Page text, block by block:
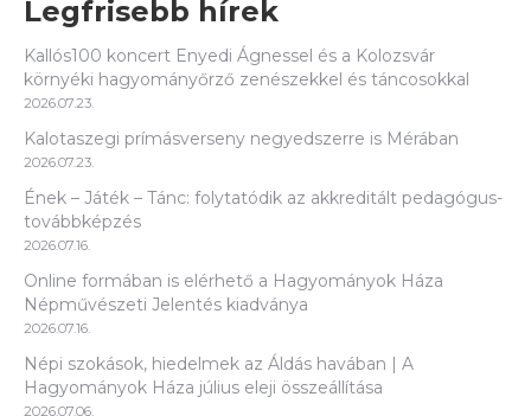
Legfrisebb hírek
Kallós100 koncert Enyedi Ágnessel és a Kolozsvár
környéki hagyományőrző zenészekkel és táncosokkal
2026.07.23.
Kalotaszegi prímásverseny negyedszerre is Mérában
2026.07.23.
Ének – Játék – Tánc: folytatódik az akkreditált pedagógus-
továbbképzés
2026.07.16.
Online formában is elérhető a Hagyományok Háza
Népművészeti Jelentés kiadványa
2026.07.16.
Népi szokások, hiedelmek az Áldás havában | A
Hagyományok Háza július eleji összeállítása
2026.07.06.